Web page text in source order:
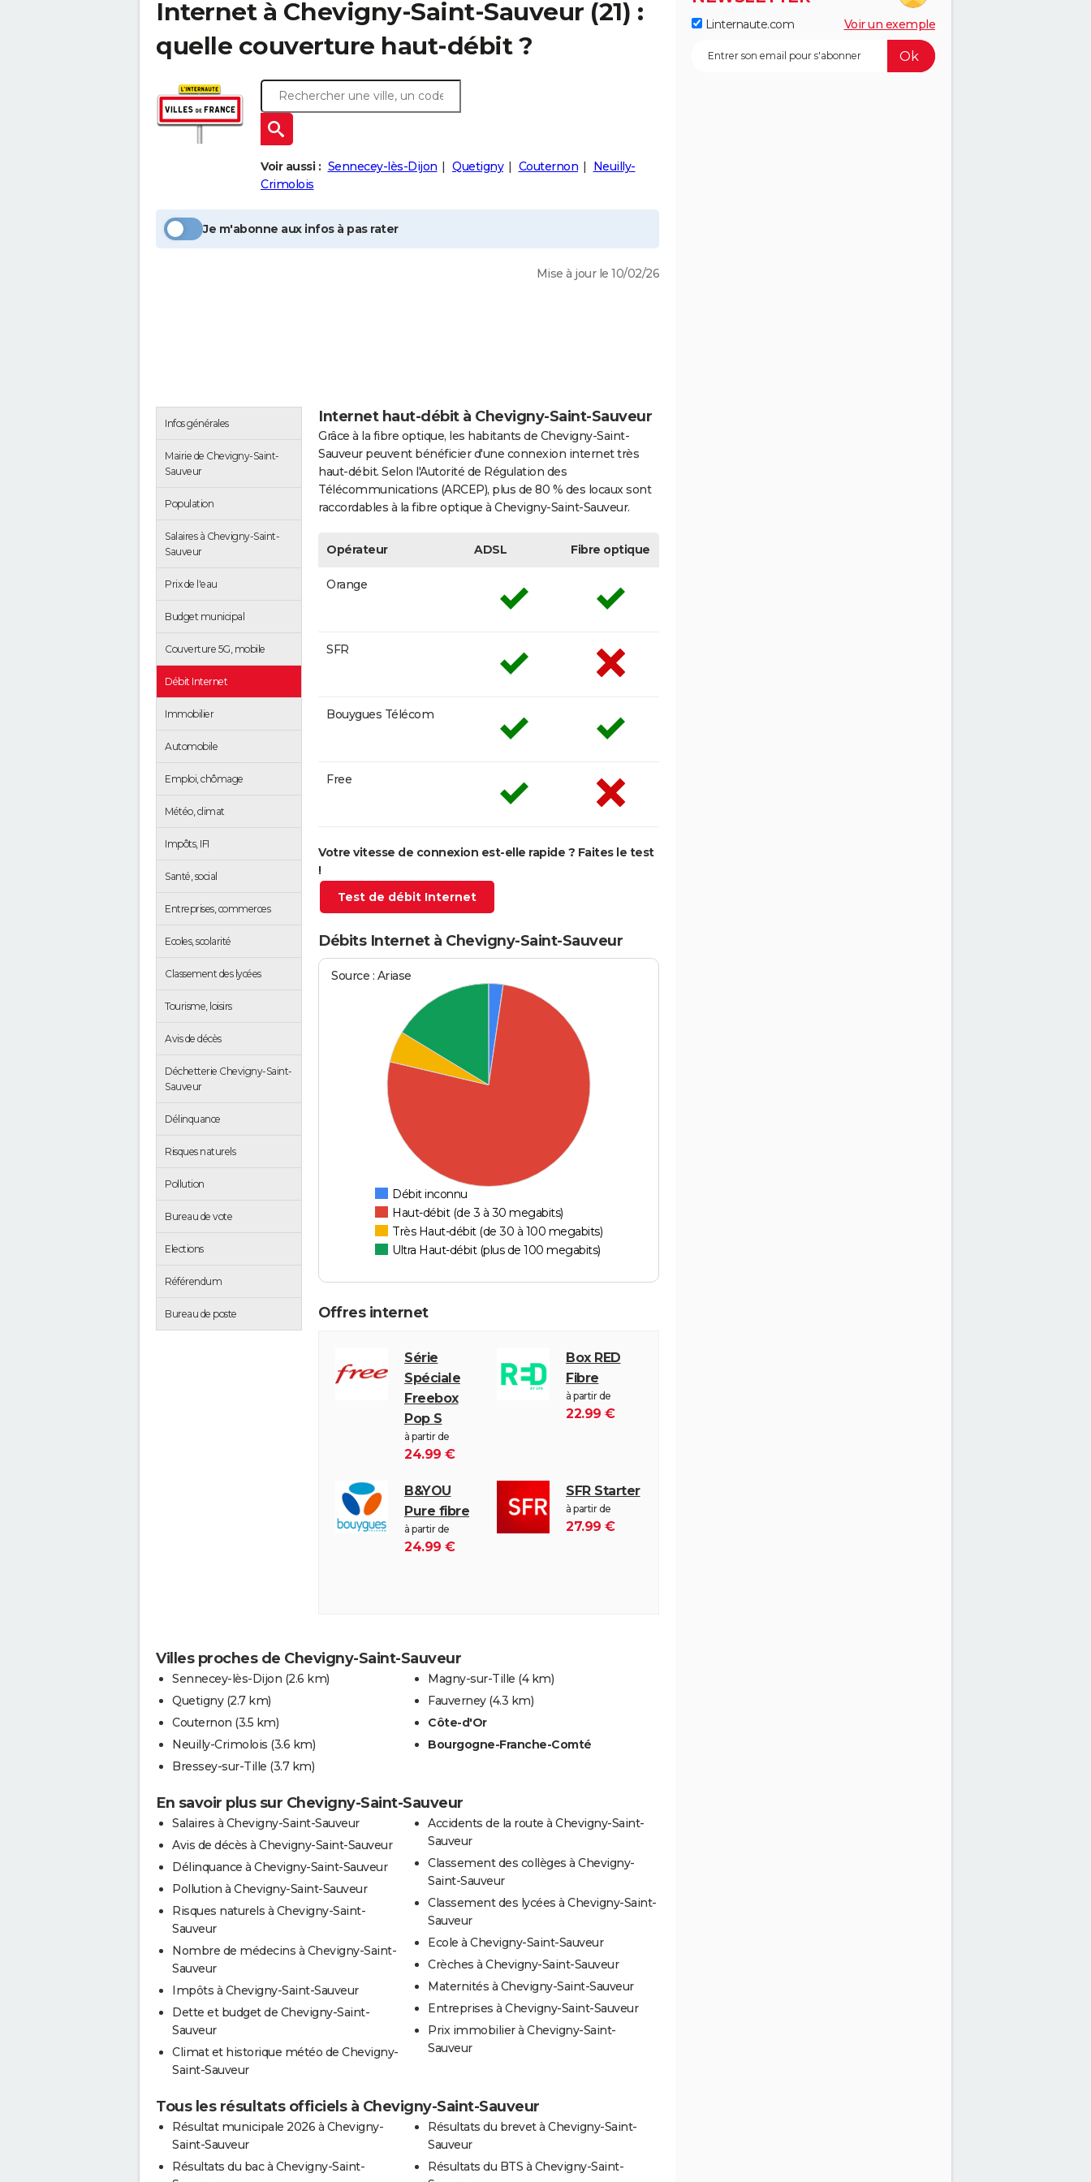
Internet à Chevigny-Saint-Sauveur (21) :
quelle couverture haut-débit ?
Voir aussi : Sennecey-lès-Dijon Quetigny Couternon
Neuilly-
Crimolois
Je m'abonne aux infos à pas rater
Mise à jour le 10/02/26
Infos générales
Mairie de Chevigny-Saint-
Sauveur
Population
Salaires à Chevigny-Saint-
Sauveur
Prix de l'eau
Budget municipal
Couverture 5G, mobile
Débit Internet
Immobilier
Automobile
Emploi, chômage
Météo, climat
Impôts, IFI
Santé, social
Entreprises, commerces
Ecoles, scolarité
Classement des lycées
Tourisme, loisirs
Avis de décès
Déchetterie Chevigny-Saint-
Sauveur
Délinquance
Risques naturels
Pollution
Bureau de vote
Elections
Référendum
Bureau de poste
Internet haut-débit à Chevigny-Saint-Sauveur
Grâce à la fibre optique, les habitants de Chevigny-Saint-
Sauveur peuvent bénéficier d'une connexion internet très
haut-débit. Selon l'Autorité de Régulation des
Télécommunications (ARCEP), plus de 80 % des locaux sont
raccordables à la fibre optique à Chevigny-Saint-Sauveur.
Opérateur ADSL Fibre optique
Orange
SFR
Bouygues Télécom
Free
Votre vitesse de connexion est-elle rapide ? Faites le test
!
Test de débit Internet
Débits Internet à Chevigny-Saint-Sauveur
Source : Ariase
Débit inconnu
Haut-débit (de 3 à 30 megabits)
Très Haut-débit (de 30 à 100 megabits)
Ultra Haut-débit (plus de 100 megabits)
Offres internet
Série
Spéciale
Freebox
Pop S
à partir de
24.99 €
Box RED
Fibre
à partir de
22.99 €
B&YOU
Pure fibre
à partir de
24.99 €
SFR Starter
à partir de
27.99 €
Villes proches de Chevigny-Saint-Sauveur
Sennecey-lès-Dijon (2.6 km)
Quetigny (2.7 km)
Couternon (3.5 km)
Neuilly-Crimolois (3.6 km)
Bressey-sur-Tille (3.7 km)
Magny-sur-Tille (4 km)
Fauverney (4.3 km)
Côte-d'Or
Bourgogne-Franche-Comté
En savoir plus sur Chevigny-Saint-Sauveur
Salaires à Chevigny-Saint-Sauveur
Avis de décès à Chevigny-Saint-Sauveur
Délinquance à Chevigny-Saint-Sauveur
Pollution à Chevigny-Saint-Sauveur
Risques naturels à Chevigny-Saint-
Sauveur
Nombre de médecins à Chevigny-Saint-
Sauveur
Impôts à Chevigny-Saint-Sauveur
Dette et budget de Chevigny-Saint-
Sauveur
Climat et historique météo de Chevigny-
Saint-Sauveur
Accidents de la route à Chevigny-Saint-
Sauveur
Classement des collèges à Chevigny-
Saint-Sauveur
Classement des lycées à Chevigny-Saint-
Sauveur
Ecole à Chevigny-Saint-Sauveur
Crèches à Chevigny-Saint-Sauveur
Maternités à Chevigny-Saint-Sauveur
Entreprises à Chevigny-Saint-Sauveur
Prix immobilier à Chevigny-Saint-
Sauveur
Tous les résultats officiels à Chevigny-Saint-Sauveur
Résultat municipale 2026 à Chevigny-
Saint-Sauveur
Résultats du bac à Chevigny-Saint-
Résultats du brevet à Chevigny-Saint-
Sauveur
Résultats du BTS à Chevigny-Saint-
Linternaute.com Voir un exemple